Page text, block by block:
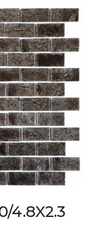
4.8X2.3